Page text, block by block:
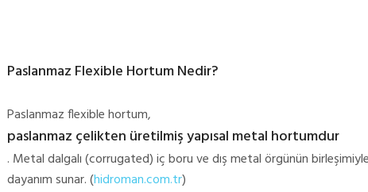
Paslanmaz Flexible Hortum Nedir?
Paslanmaz flexible hortum,
paslanmaz çelikten üretilmiş yapısal metal hortumdur
. Metal dalgalı (corrugated) iç boru ve dış metal örgünün
dayanım sunar. (hidroman.com.tr)